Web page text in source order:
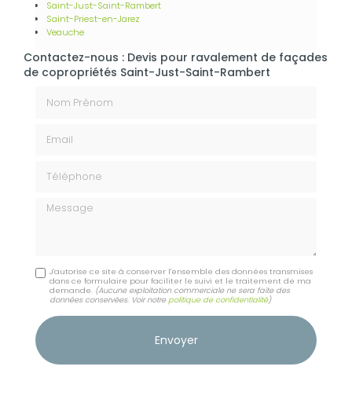
Saint-Just-Saint-Rambert
Saint-Priest-en-Jarez
Veauche
Contactez-nous : Devis pour ravalement de façades
de copropriétés Saint-Just-Saint-Rambert
Message
J'autorise ce site à conserver l'ensemble des données transmises
dans ce formulaire pour faciliter le suivi et le traitement de ma
demande. (Aucune exploitation commerciale ne sera faite des
données conservées. Voir notrepolitique de confidentialité)